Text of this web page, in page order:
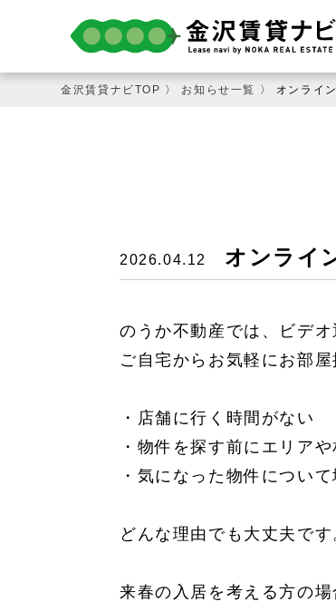
金沢賃貸ナビTOP 〉 お知らせ一覧 〉 オンライ
2026.04.12 オンライ
のうか不動産では、ビデ
ご自宅からお気軽にお部屋
・店舗に行く時間がない
・物件を探す前にエリア
・気になった物件につい
どんな理由でも大丈夫で
来春の入居を考える方の